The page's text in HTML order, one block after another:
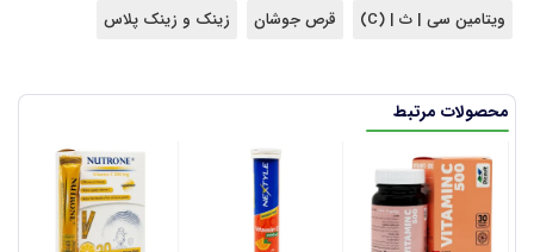
ویتامین سی | ث | (C)
قرص جوشان زینک و زینک پلاس
محصولات مرتبط